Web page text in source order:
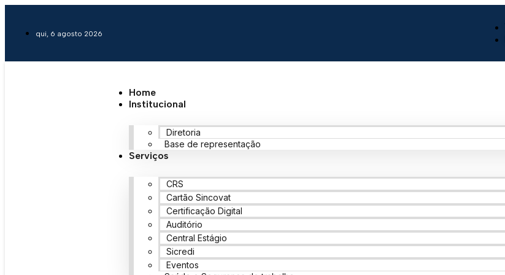
qui, 6 agosto 2026
Home
Institucional
Diretoria
Base de representação
Serviços
CRS
Cartão Sincovat
Certificação Digital
Auditório
Central Estágio
Sicredi
Eventos